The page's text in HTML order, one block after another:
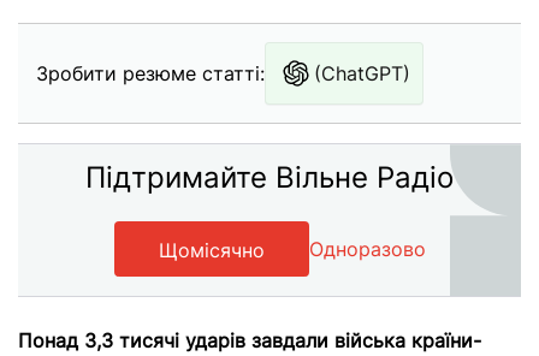
Зробити резюме статті: (ChatGPT)
Підтримайте Вільне Радіо
Щомісячно Одноразово
Понад 3,3 тисячі ударів завдали війська країни-